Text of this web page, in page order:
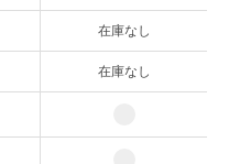
OUT
ローズ系
在庫なし
在庫なし